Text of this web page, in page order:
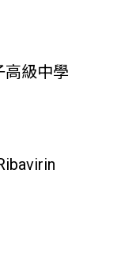
高級中學